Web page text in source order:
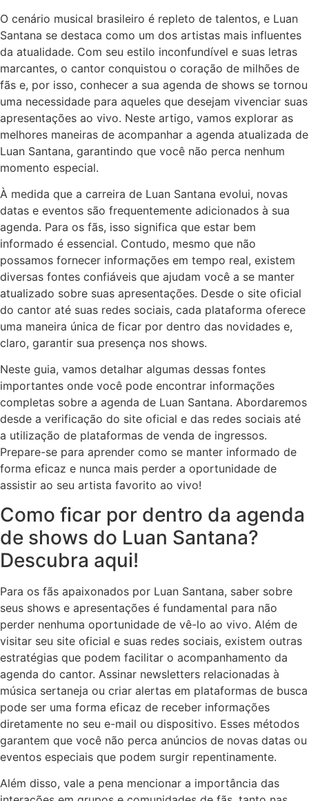
O cenário musical brasileiro é repleto de talentos, e Luan
Santana se destaca como um dos artistas mais influentes
da atualidade. Com seu estilo inconfundível e suas letras
marcantes, o cantor conquistou o coração de milhões de
fãs e, por isso, conhecer a sua agenda de shows se tornou
uma necessidade para aqueles que desejam vivenciar suas
apresentações ao vivo. Neste artigo, vamos explorar as
melhores maneiras de acompanhar a agenda atualizada de
Luan Santana, garantindo que você não perca nenhum
momento especial.
À medida que a carreira de Luan Santana evolui, novas
datas e eventos são frequentemente adicionados à sua
agenda. Para os fãs, isso significa que estar bem
informado é essencial. Contudo, mesmo que não
possamos fornecer informações em tempo real, existem
diversas fontes confiáveis que ajudam você a se manter
atualizado sobre suas apresentações. Desde o site oficial
do cantor até suas redes sociais, cada plataforma oferece
uma maneira única de ficar por dentro das novidades e,
claro, garantir sua presença nos shows.
Neste guia, vamos detalhar algumas dessas fontes
importantes onde você pode encontrar informações
completas sobre a agenda de Luan Santana. Abordaremos
desde a verificação do site oficial e das redes sociais até
a utilização de plataformas de venda de ingressos.
Prepare-se para aprender como se manter informado de
forma eficaz e nunca mais perder a oportunidade de
assistir ao seu artista favorito ao vivo!
Como ficar por dentro da agenda
de shows do Luan Santana?
Descubra aqui!
Para os fãs apaixonados por Luan Santana, saber sobre
seus shows e apresentações é fundamental para não
perder nenhuma oportunidade de vê-lo ao vivo. Além de
visitar seu site oficial e suas redes sociais, existem outras
estratégias que podem facilitar o acompanhamento da
agenda do cantor. Assinar newsletters relacionadas à
música sertaneja ou criar alertas em plataformas de busca
pode ser uma forma eficaz de receber informações
diretamente no seu e-mail ou dispositivo. Esses métodos
garantem que você não perca anúncios de novas datas ou
eventos especiais que podem surgir repentinamente.
Além disso, vale a pena mencionar a importância das